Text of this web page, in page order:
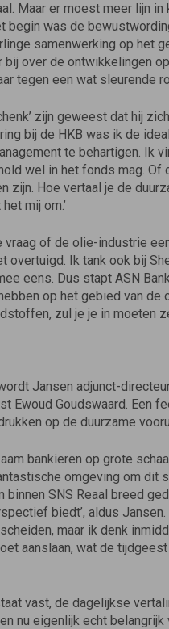
Maar er moest meer lijn
begin was de
samenwerking op het
bij over de ontwikkelingen
tegen een wat sleurende
zijn geweest dat hij
bij de HKB was ik de
te behartigen. Ik
wel in het fonds mag.
zijn. Hoe vertaal je de
mij om.’
vraag of de olie-industrie
overtuigd. Ik tank ook bij
eens. Dus stapt ASN
op het gebied van de
zul je je in moeten
Jansen adjunct-
Ewoud Goudswaard. Een
op de duurzame
bankieren op grote
omgeving om dit
binnen SNS Reaal breed
biedt’, aldus
maar ik denk
aanslaan, wat de
vast, de dagelijkse
nu eigenlijk echt